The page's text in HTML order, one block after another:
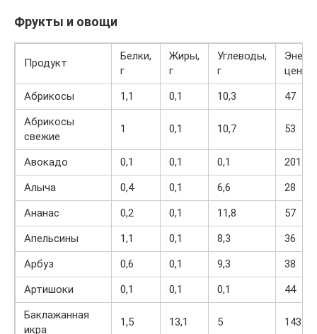
Фрукты и овощи
Продукт
Белки,
г
Жиры,
г
Углеводы,
г
Абрикосы
1,1 0,1 10,3
47
Абрикосы
свежие
1 0,1 10,7 53
Авокадо 0,1 0,1 0,1
201
Алыча
0,4 0,1 6,6
28
Ананас
0,2 0,1 11,8
57
Апельсины
1,1 0,1 8,3
36
Арбуз
0,6 0,1 9,3
38
Артишоки
0,1 0,1 0,1
44
Баклажанная
икра
1,5 13,1 5 143